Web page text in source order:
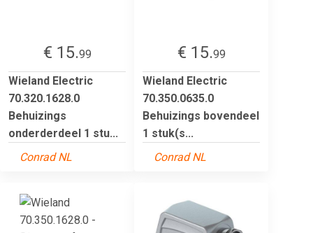
€ 15.99
Wieland Electric
70.320.1628.0
Behuizings
onderderdeel 1 stu...
Conrad NL
€ 15.99
Wieland Electric
70.350.0635.0
Behuizings bovendeel
1 stuk(s...
Conrad NL